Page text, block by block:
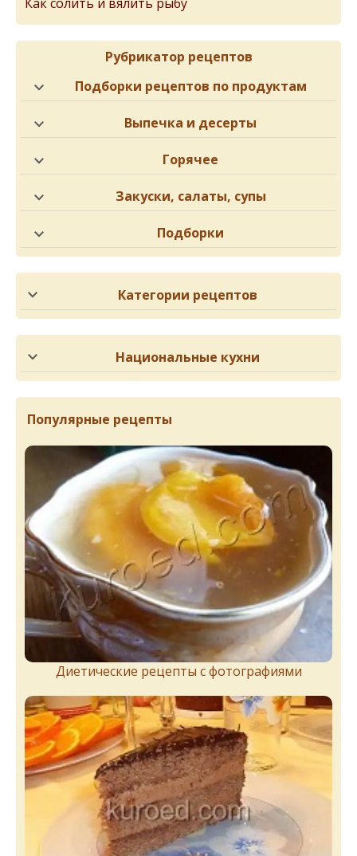
Рубрикатор рецептов
Подборки рецептов по продуктам
Выпечка и десерты
Горячее
Закуски, салаты, супы
Подборки
Категории рецептов
Национальные кухни
Популярные рецепты
Диетические рецепты с фотографиями